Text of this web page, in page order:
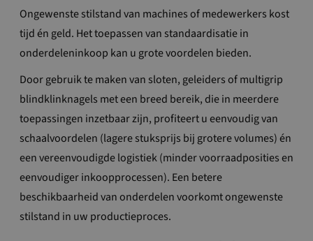
Ongewenste stilstand van machines of medewerkers kost
tijd én geld. Het toepassen van standaardisatie in
onderdeleninkoop kan u grote voordelen bieden.
Door gebruik te maken van sloten, geleiders of multigrip
blindklinknagels met een breed bereik, die in meerdere
toepassingen inzetbaar zijn, profiteert u eenvoudig van
schaalvoordelen (lagere stuksprijs bij grotere volumes) én
een vereenvoudigde logistiek (minder voorraadposities en
eenvoudiger inkoopprocessen). Een betere
beschikbaarheid van onderdelen voorkomt ongewenste
stilstand in uw productieproces.